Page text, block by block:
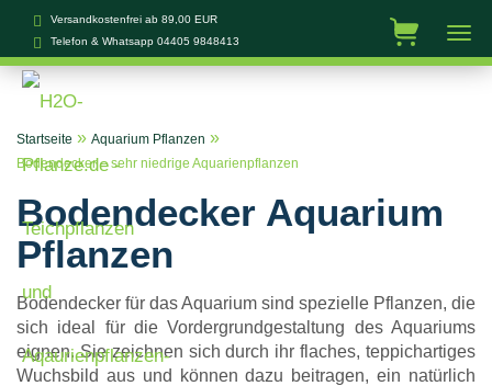
Versandkostenfrei ab 89,00 EUR
Telefon & Whatsapp 04405 9848413
Startseite » Aquarium Pflanzen »
Bodendecker – sehr niedrige Aquarienpflanzen
Bodendecker Aquarium
Pflanzen
Bodendecker für das Aquarium sind spezielle Pflanzen, die
sich ideal für die Vordergrundgestaltung des Aquariums
eignen. Sie zeichnen sich durch ihr flaches, teppichartiges
Wuchsbild aus und können dazu beitragen, ein natürlich